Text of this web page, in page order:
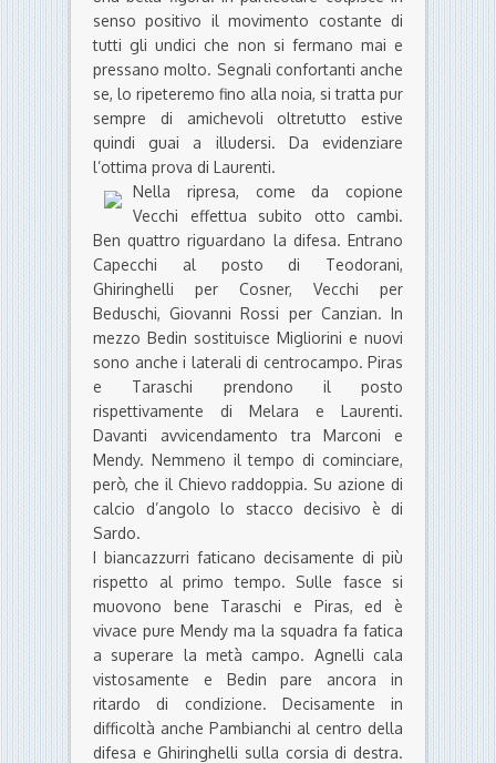
senso positivo il movimento costante di
tutti gli undici che non si fermano mai e
pressano molto. Segnali confortanti anche
se, lo ripeteremo fino alla noia, si tratta pur
sempre di amichevoli oltretutto estive
quindi guai a illudersi. Da evidenziare
l’ottima prova di Laurenti.
Nella ripresa, come da copione
Vecchi effettua subito otto cambi.
Ben quattro riguardano la difesa. Entrano
Capecchi al posto di Teodorani,
Ghiringhelli per Cosner, Vecchi per
Beduschi, Giovanni Rossi per Canzian. In
mezzo Bedin sostituisce Migliorini e nuovi
sono anche i laterali di centrocampo. Piras
e Taraschi prendono il posto
rispettivamente di Melara e Laurenti.
Davanti avvicendamento tra Marconi e
Mendy. Nemmeno il tempo di cominciare,
però, che il Chievo raddoppia. Su azione di
calcio d’angolo lo stacco decisivo è di
Sardo.
I biancazzurri faticano decisamente di più
rispetto al primo tempo. Sulle fasce si
muovono bene Taraschi e Piras, ed è
vivace pure Mendy ma la squadra fa fatica
a superare la metà campo. Agnelli cala
vistosamente e Bedin pare ancora in
ritardo di condizione. Decisamente in
difficoltà anche Pambianchi al centro della
difesa e Ghiringhelli sulla corsia di destra.